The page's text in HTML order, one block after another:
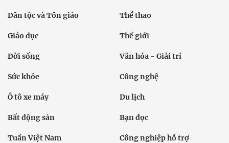
Dân tộc và Tôn giáo Thể thao
Giáo dục Thế giới
Đời sống Văn hóa - Giải trí
Sức khỏe Công nghệ
Ô tô xe máy Du lịch
Bất động sản Bạn đọc
Tuần Việt Nam Công nghiệp hỗ trợ